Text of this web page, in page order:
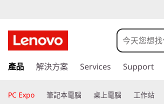
入
符
至
要
產品 解決方案 Services Support
PC Expo 筆記本電腦 桌上電腦 工作站